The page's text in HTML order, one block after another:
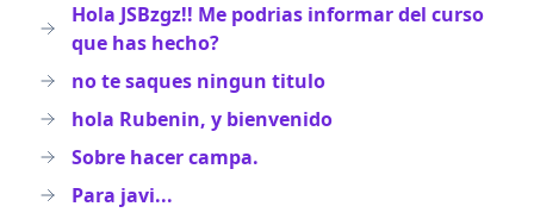
Hola JSBzgz!! Me podrias informar del curso
que has hecho?
no te saques ningun titulo
hola Rubenin, y bienvenido
Sobre hacer campa.
Para javi...